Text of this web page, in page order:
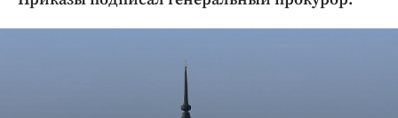
Криминал
Недвижимость и ЖКХ